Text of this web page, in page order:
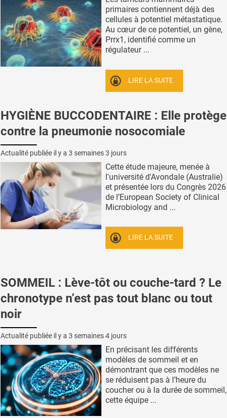
primaires contiennent déjà des
cellules à potentiel métastatique.
Au cœur de ce potentiel, un gène,
Prrx1, identifié comme un
régulateur ...
LIRE LA SUITE
HYGIÈNE BUCCODENTAIRE : Elle protège
contre la pneumonie nosocomiale
Actualité publiée il y a 3 semaines 3 jours
Cette étude majeure, menée à
l'université d'Avondale (Australie)
et présentée lors du Congrès 2026
de l’European Society of Clinical
Microbiology and ...
LIRE LA SUITE
SOMMEIL : Lève-tôt ou couche-tard ? Le
chronotype n’est pas tout blanc ou tout
noir
Actualité publiée il y a 3 semaines 4 jours
En précisant les différents
modèles de sommeil et en
démontrant que ces modèles ne
se réduisent pas à l’heure du
coucher ou à la durée de sommeil,
cette équipe ...